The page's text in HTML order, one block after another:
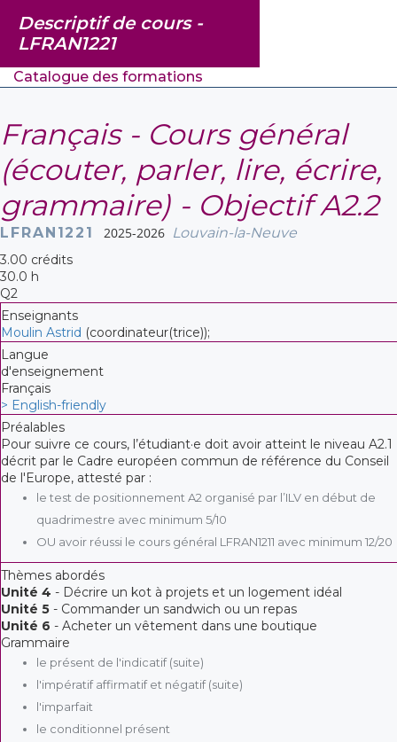
Descriptif de cours -
LFRAN1221
Catalogue des formations
Français - Cours général
(écouter, parler, lire, écrire,
grammaire) - Objectif A2.2
LFRAN1221 2025-2026 Louvain-la-Neuve
3.00 crédits
30.0 h
Q2
Enseignants
Moulin Astrid (coordinateur(trice));
Langue
d'enseignement
Français
> English-friendly
Préalables
Pour suivre ce cours, l’étudiant·e doit avoir atteint le niveau A2.1
décrit par le Cadre européen commun de référence du Conseil
de l'Europe, attesté par :
le test de positionnement A2 organisé par l’ILV en début de
quadrimestre avec minimum 5/10
OU avoir réussi le cours général LFRAN1211 avec minimum 12/20
Thèmes abordés
Unité 4 - Décrire un kot à projets et un logement idéal
Unité 5 - Commander un sandwich ou un repas
Unité 6 - Acheter un vêtement dans une boutique
Grammaire
le présent de l'indicatif (suite)
l'impératif affirmatif et négatif (suite)
l'imparfait
le conditionnel présent